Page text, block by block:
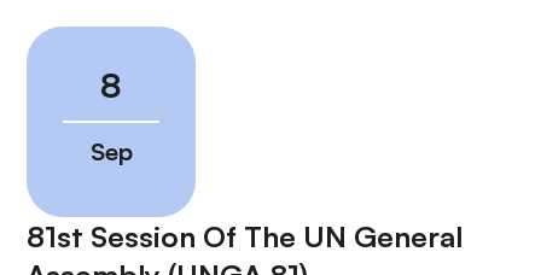
81st Session Of The UN General